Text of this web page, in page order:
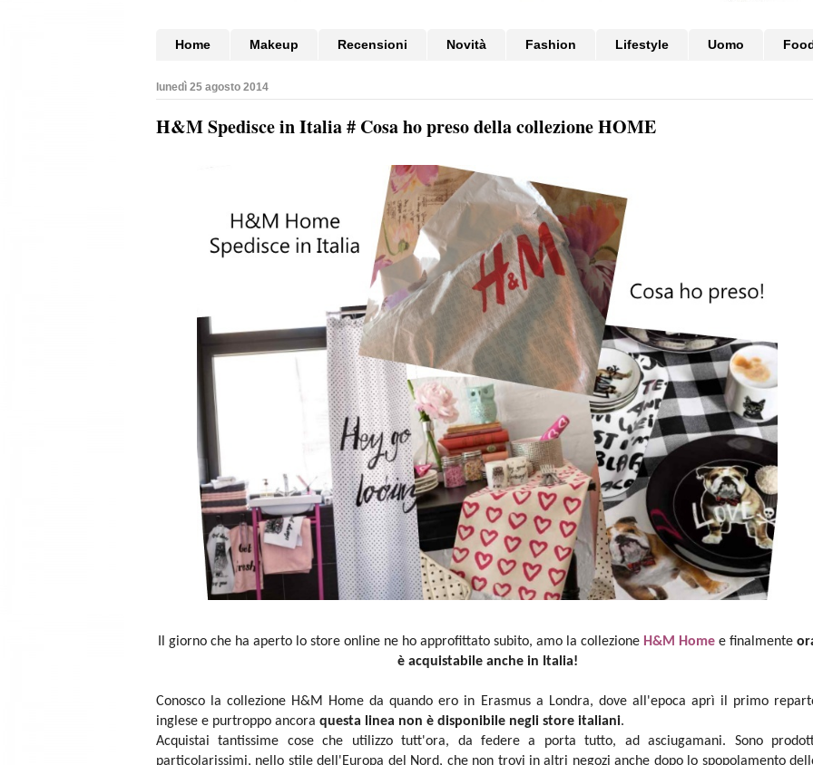
Home Makeup Recensioni Novità Fashion Lifestyle Uomo
lunedì 25 agosto 2014
H&M Spedisce in Italia # Cosa ho preso della collezione HOME
Il giorno che ha aperto lo store online ne ho approfittato subito, amo la collezione H&M Homee finalmente
è acquistabile anche in Italia!
Conosco la collezione H&M Home da quando ero in Erasmus a Londra, dove all'epoca aprì il primo
inglese e purtroppo ancora questa linea non è disponibile negli store italiani.
Acquistai tantissime cose che utilizzo tutt'ora, da federe a porta tutto, ad asciugamani. Sono
particolarissimi, nello stile dell'Europa del Nord, che non trovi in altri negozi anche dopo lo spopolamento